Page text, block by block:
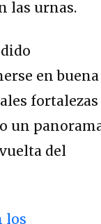
las urnas.
en buena
fortalezas
un
del
los